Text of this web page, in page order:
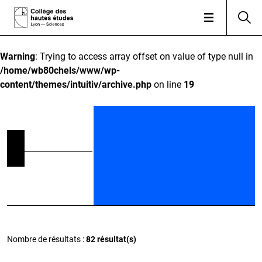
Warning: Trying to access array offset on value of type null in
/home/wb80chels/www/wp-
content/themes/intuitiv/archive.php on line 19
Nombre de résultats :82 résultat(s)